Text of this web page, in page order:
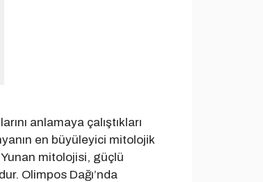
anlamaya çalıştıkları
en büyüleyici mitolojik
mitolojisi, güçlü
Olimpos Dağı’nda